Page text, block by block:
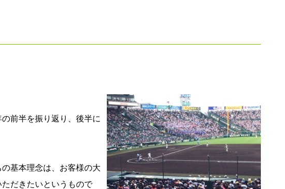
前半を振り返り、後半に
基本理念は、お客様の大
だきたいというもので